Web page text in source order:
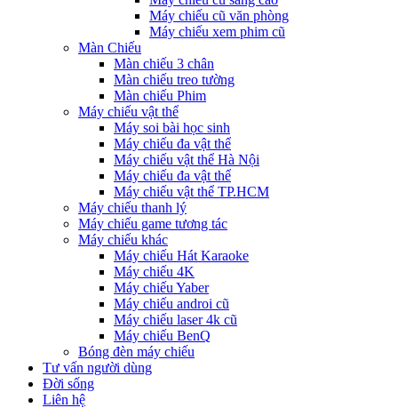
Máy chiếu cũ văn phòng
Máy chiếu xem phim cũ
Màn Chiếu
Màn chiếu 3 chân
Màn chiếu treo tường
Màn chiếu Phim
Máy chiếu vật thể
Máy soi bài học sinh
Máy chiếu đa vật thể
Máy chiếu vật thể Hà Nội
Máy chiếu đa vật thể
Máy chiếu vật thể TP.HCM
Máy chiếu thanh lý
Máy chiếu game tương tác
Máy chiếu khác
Máy chiếu Hát Karaoke
Máy chiếu 4K
Máy chiếu Yaber
Máy chiếu androi cũ
Máy chiếu laser 4k cũ
Máy chiếu BenQ
Bóng đèn máy chiếu
Tư vấn người dùng
Đời sống
Liên hệ